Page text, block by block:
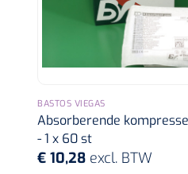
Douchetabouretten
Toiletverhogers
Transferhulpmiddelen
Glijzeilen
Dispenser Deb transparant -
BASTOS VIEGAS
Absorberende
- 1 x 60 st
€ 10,28 excl. BTW